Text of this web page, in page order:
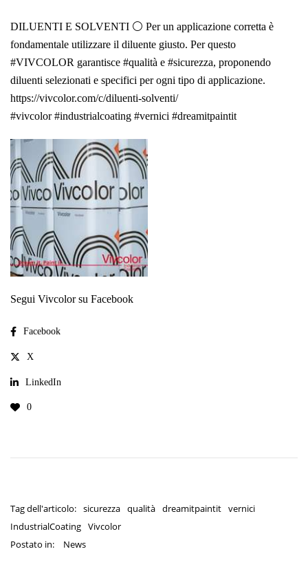
DILUENTI E SOLVENTI ⚪️ Per un applicazione corretta è
fondamentale utilizzare il diluente giusto. Per questo
#VIVCOLOR garantisce #qualità e #sicurezza, proponendo
diluenti selezionati e specifici per ogni tipo di applicazione.
https://vivcolor.com/c/diluenti-solventi/
#vivcolor #industrialcoating #vernici #dreamitpaintit
Segui Vivcolor su Facebook
Facebook
X
LinkedIn
0
Tag dell'articolo: sicurezza qualità dreamitpaintit vernici
IndustrialCoating Vivcolor
Postato in:
News